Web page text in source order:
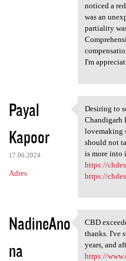
noticed a
was an
partiality
I'm
Payal
Kapoor
17.06.2024
Adres
Desiring
Desiring to
Chandigarh
lovemaking
should not
is more into
https://
https://
NadineAno
na
CBD
CBD
thanks. I've
years, and
https://